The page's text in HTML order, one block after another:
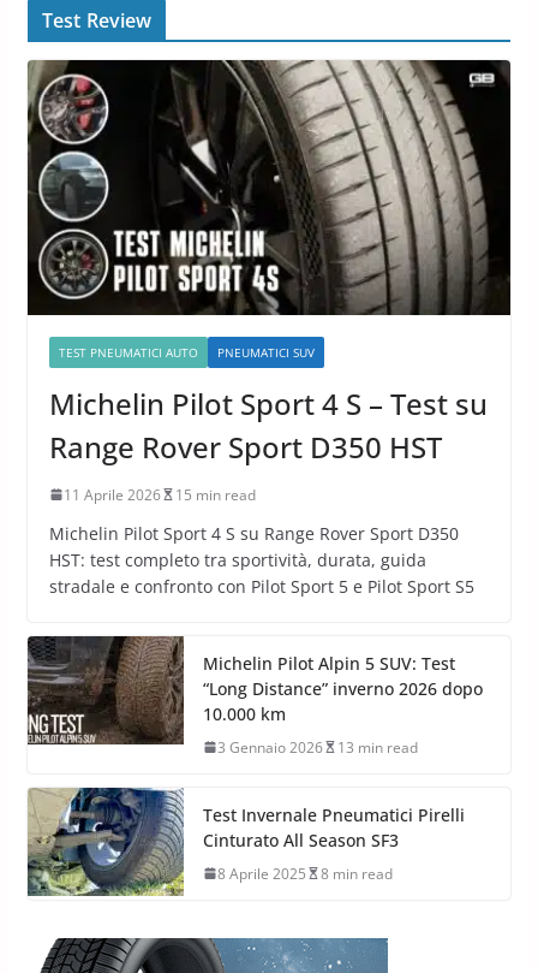
Test Review
TEST PNEUMATICI AUTO PNEUMATICI SUV
Michelin Pilot Sport 4 S – Test su
Range Rover Sport D350 HST
11 Aprile 2026 15 min read
Michelin Pilot Sport 4 S su Range Rover Sport D350
HST: test completo tra sportività, durata, guida
stradale e confronto con Pilot Sport 5 e Pilot Sport S5
Michelin Pilot Alpin 5 SUV: Test
“Long Distance” inverno 2026 dopo
10.000 km
3 Gennaio 2026 13 min read
Test Invernale Pneumatici Pirelli
Cinturato All Season SF3
8 Aprile 2025 8 min read